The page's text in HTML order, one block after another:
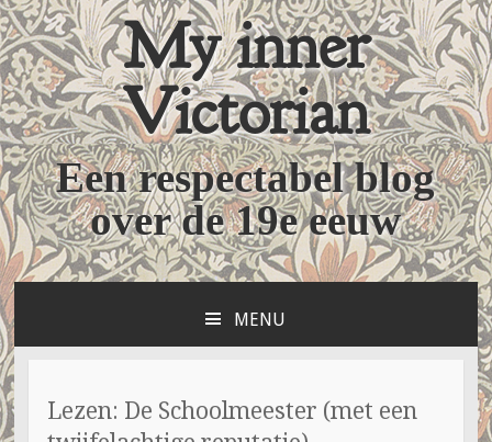
My inner
Victorian
Een respectabel blog
over de 19e eeuw
MENU
SPRINGEN
Lezen: De Schoolmeester (met een